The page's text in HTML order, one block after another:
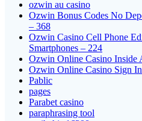
ozwin au casino
Ozwin Bonus Codes No
– 368
Ozwin Casino Cell Phone
Smartphones – 224
Ozwin Online Casino Inside
Ozwin Online Casino Sign
Pablic
pages
Parabet casino
paraphrasing tool